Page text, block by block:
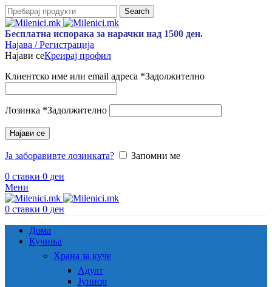
Search
Бесплатна испорака за нарачки над 1500 ден.
Најава / Регистрација
Најави сеКреирај профил
Клиентско име или email адреса *Задолжително
Лозинка *Задолжително
Најави се
Ја заборавивте лозинката?
Запомни ме
0 ставки 0 ден
Мени
0 ставки 0 ден
Дома
Кучиња
Храна за куче
Адулт
Јуниор